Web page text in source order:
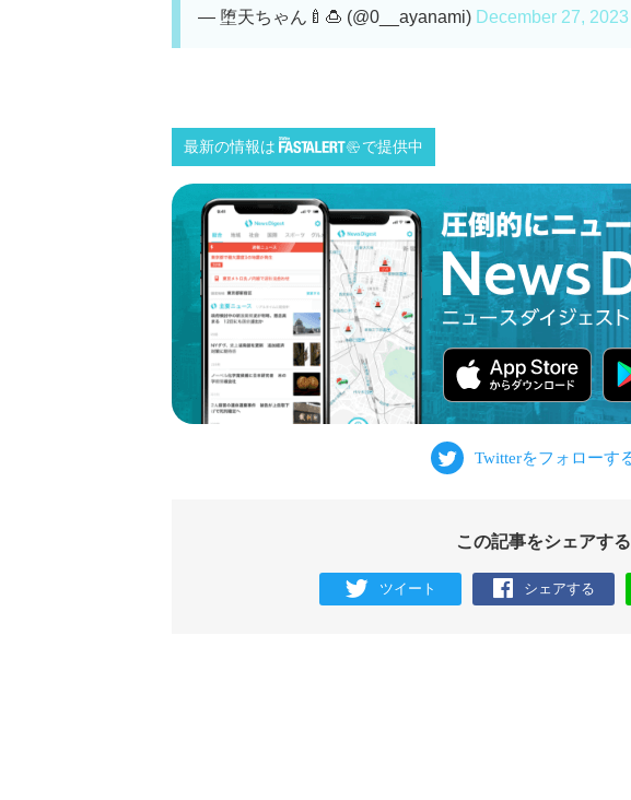
— 堕天ちゃん🍼🍮 (@0__ayanami) December 27, 2023
最新の情報は で提供中
この記事をシェアする
ツイート シェアする